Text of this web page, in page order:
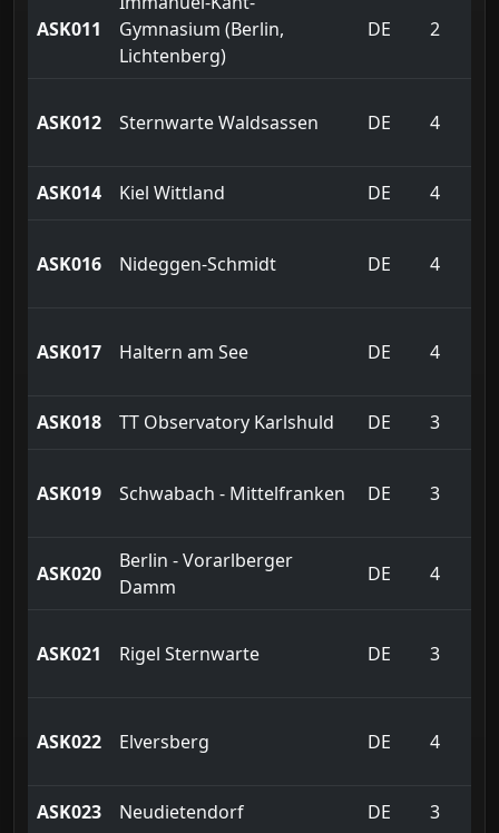
ASK011
Gymnasium (Berlin,
Lichtenberg)
DE 2
ASK012 Sternwarte Waldsassen DE 4
ASK014 Kiel Wittland DE 4
ASK016 Nideggen-Schmidt DE 4
ASK017 Haltern am See DE 4
ASK018 TT Observatory Karlshuld DE 3
ASK019 Schwabach - Mittelfranken DE 3
ASK020
Berlin - Vorarlberger
Damm
DE 4
ASK021 Rigel Sternwarte DE 3
ASK022 Elversberg DE 4
ASK023 Neudietendorf DE 3